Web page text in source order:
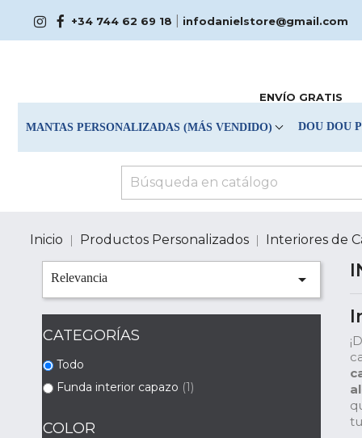
+34 744 62 69 18 infodanielstore@gmail.com
ENVÍO GRATIS
MANTAS PERSONALIZADAS (MÁS VENDIDO) DOU DOU
Inicio Productos Personalizados Interiores de
Relevancia 
CATEGORÍAS
Todo
Funda interior capazo (1)
COLOR